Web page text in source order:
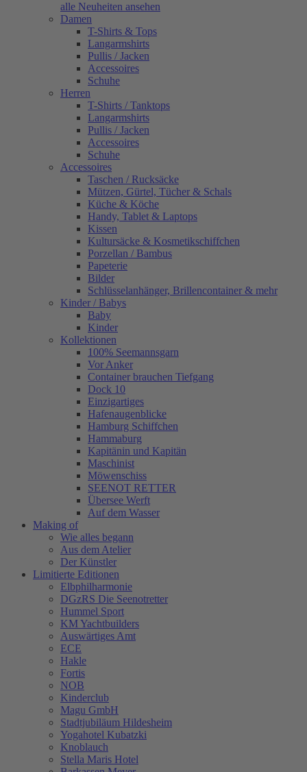
alle Neuheiten ansehen
Damen
T-Shirts & Tops
Langarmshirts
Pullis / Jacken
Accessoires
Schuhe
Herren
T-Shirts / Tanktops
Langarmshirts
Pullis / Jacken
Accessoires
Schuhe
Accessoires
Taschen / Rucksäcke
Mützen, Gürtel, Tücher & Schals
Küche & Köche
Handy, Tablet & Laptops
Kissen
Kultursäcke & Kosmetikschiffchen
Porzellan / Bambus
Papeterie
Bilder
Schlüsselanhänger, Brillencontainer & mehr
Kinder / Babys
Baby
Kinder
Kollektionen
100% Seemannsgarn
Vor Anker
Container brauchen Tiefgang
Dock 10
Einzigartiges
Hafenaugen­blicke
Hamburg Schiffchen
Hammaburg
Kapitänin und Kapitän
Maschinist
Möwenschiss
SEENOT RETTER
Übersee Werft
Auf dem Wasser
Making of
Wie alles begann
Aus dem Atelier
Der Künstler
Limitierte Editionen
Elbphilharmonie
DGzRS Die Seenotretter
Hummel Sport
KM Yachtbuilders
Auswärtiges Amt
ECE
Hakle
Fortis
NOB
Kinderclub
Magu GmbH
Stadtjubiläum Hildesheim
Yogahotel Kubatzki
Knoblauch
Stella Maris Hotel